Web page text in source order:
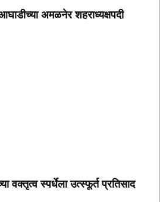
आघाडीच्या अमळनेर शहराध्यक्षपदी
वक्तृत्व स्पर्धेला उत्स्फूर्त प्रतिसाद